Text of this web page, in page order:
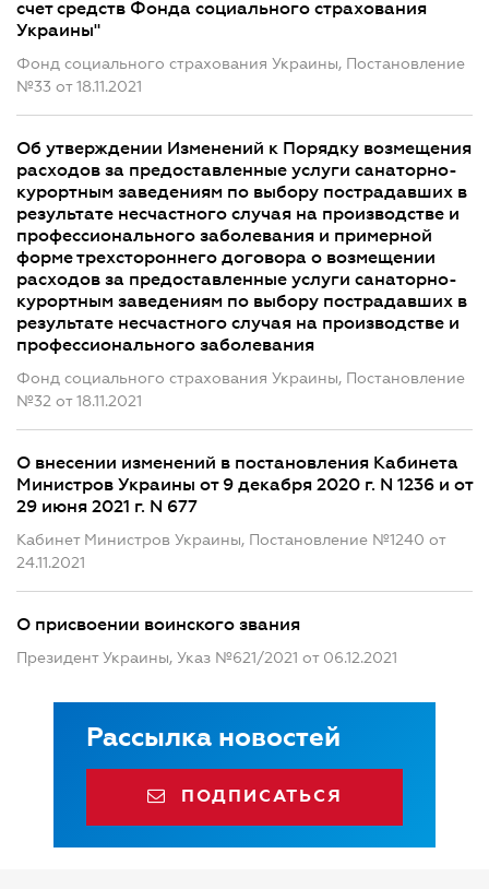
счет средств Фонда социального страхования
Украины"
Фонд социального страхования Украины, Постановление
№33 от 18.11.2021
Об утверждении Изменений к Порядку возмещения
расходов за предоставленные услуги санаторно-
курортным заведениям по выбору пострадавших в
результате несчастного случая на производстве и
профессионального заболевания и примерной
форме трехстороннего договора о возмещении
расходов за предоставленные услуги санаторно-
курортным заведениям по выбору пострадавших в
результате несчастного случая на производстве и
профессионального заболевания
Фонд социального страхования Украины, Постановление
№32 от 18.11.2021
О внесении изменений в постановления Кабинета
Министров Украины от 9 декабря 2020 г. N 1236 и от
29 июня 2021 г. N 677
Кабинет Министров Украины, Постановление №1240 от
24.11.2021
О присвоении воинского звания
Президент Украины, Указ №621/2021 от 06.12.2021
Рассылка новостей
ПОДПИСАТЬСЯ